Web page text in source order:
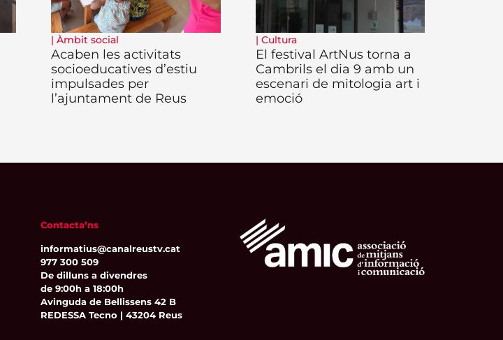
| Àmbit social
Acaben les activitats
socioeducatives d’estiu
impulsades per
l’ajuntament de Reus
| Cultura
El festival ArtNus torna a
Cambrils el dia 9 amb un
escenari de mitologia art i
emoció
Contacta’ns
informatius@canalreustv.cat
977 300 509
De dilluns a divendres
de 9:00h a 18:00h
Avinguda de Bellissens 42 B
REDESSA Tecno | 43204 Reus